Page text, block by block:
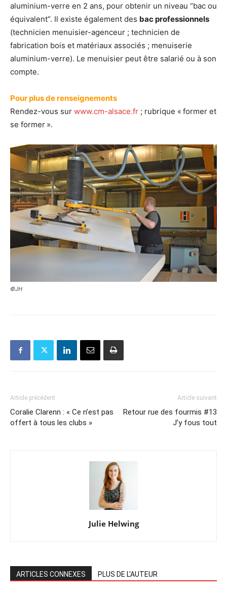
aluminium-verre en 2 ans, pour obtenir un niveau “bac ou
équivalent”. Il existe également des bac professionnels
(technicien menuisier-agenceur ; technicien de
fabrication bois et matériaux associés ; menuiserie
aluminium-verre). Le menuisier peut être salarié ou à son
compte.
Pour plus de renseignements
Rendez-vous sur www.cm-alsace.fr ; rubrique « former et
se former ».
©JH
Article précédent
Coralie Clarenn : « Ce n’est pas
offert à tous les clubs »
Article suivant
Retour rue des fourmis #13
J’y fous tout
Julie Helwing
ARTICLES CONNEXES PLUS DE L'AUTEUR